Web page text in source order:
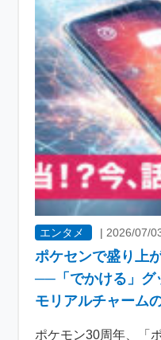
エンタメ |2026/07/
ポケセンで盛り上
──「でかける」グ
モリアルチャーム
ポケモン30周年、「